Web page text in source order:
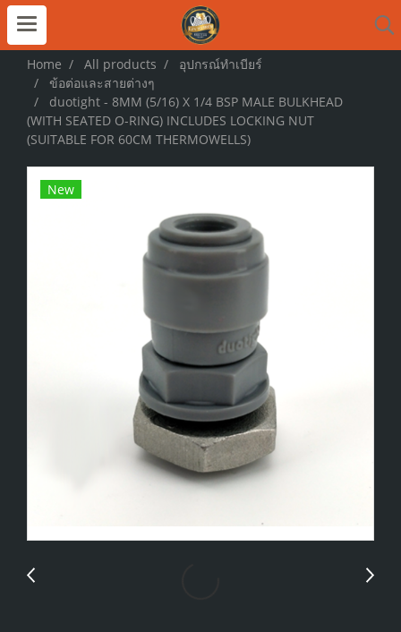
Home All products
อุปกรณ์ทำเบียร์
ข้อต่อและสายต่างๆ
duotight - 8MM (5/16) X 1/4 BSP MALE BULKHEAD
(WITH SEATED O-RING) INCLUDES LOCKING NUT
(SUITABLE FOR 60CM THERMOWELLS)
New